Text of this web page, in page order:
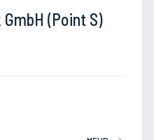
(Point S)